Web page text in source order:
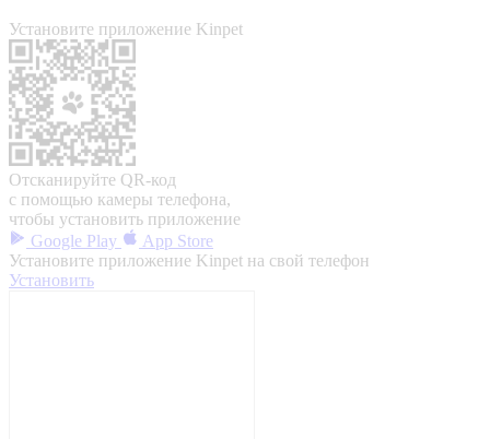
Установите приложение Kinpet
Отсканируйте QR-код
с помощью камеры телефона,
чтобы установить приложение
Google Play
App Store
Установите приложение Kinpet на свой телефон
Установить